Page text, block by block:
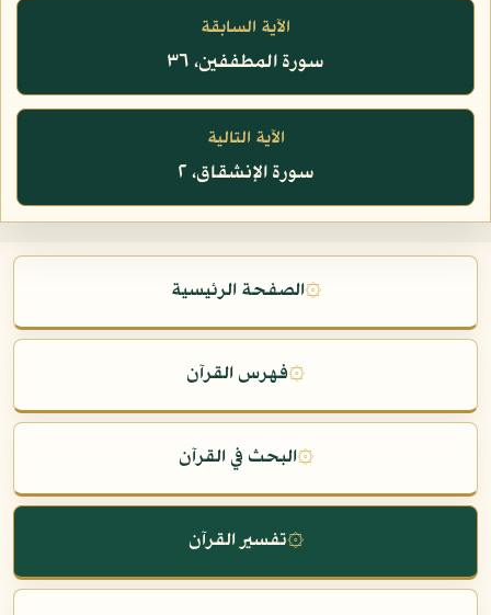
الآية السابقة
سورة المطففين، ٣٦
الآية التالية
سورة الإنشقاق، ٢
۞الصفحة الرئيسية
۞فهرس القرآن
۞البحث في القرآن
۞تفسير القرآن